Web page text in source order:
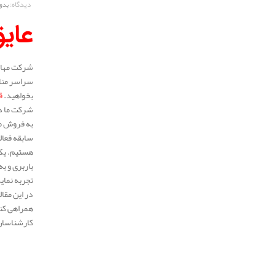
دیدگاه:
شرکت
سراسر
بخواهید.
شرکت ما
به فروش
هستیم.
باربری
تجربه
در این
همراهی